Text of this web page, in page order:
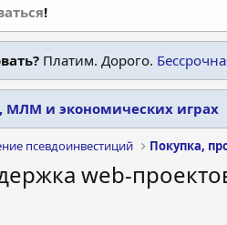
!
Платим. Дорого.
МЛМ и экономических играх
псевдоинвестиций
web-